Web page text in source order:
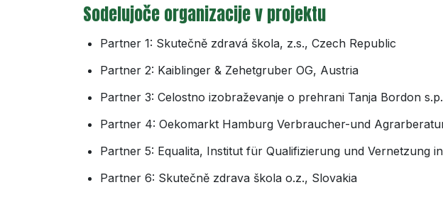
Sodelujoče organizacije v projektu
Partner 1: Skutečně zdravá škola, z.s., Czech Republic
Partner 2: Kaiblinger & Zehetgruber OG, Austria
Partner 3: Celostno izobraževanje o prehrani Tanja Bordon
Partner 4: Oekomarkt Hamburg Verbraucher-und
Partner 5: Equalita, Institut für Qualifizierung und Vernetzung
Partner 6: Skutečně zdrava škola o.z., Slovakia